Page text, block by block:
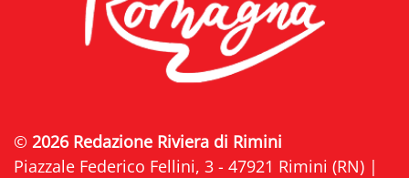
© 2026 Redazione Riviera di Rimini
Piazzale Federico Fellini, 3 - 47921 Rimini (RN) |